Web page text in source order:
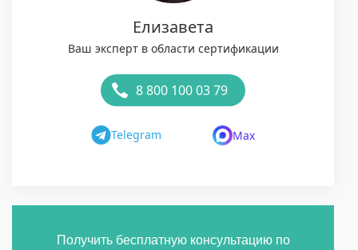
Елизавета
Ваш эксперт в области сертификации
8 800 100 03 79
Telegram Max
Получить бесплатную консультацию по